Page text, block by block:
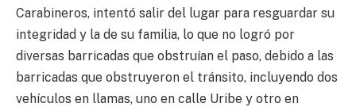
Carabineros, intentó salir del lugar para resguardar su
integridad y la de su familia, lo que no logró por
diversas barricadas que obstruían el paso, debido a las
barricadas que obstruyeron el tránsito, incluyendo dos
vehículos en llamas, uno en calle Uribe y otro en